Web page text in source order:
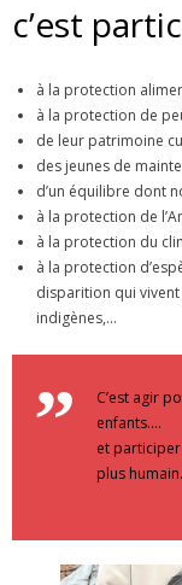
c’est
à la protection
à la protection de
de leur patrimoine
des jeunes de
d’un équilibre dont
à la protection de
à la protection du
à la protection
disparition qui
indigènes,…
C’est agir
enfants….
et
plus humain.